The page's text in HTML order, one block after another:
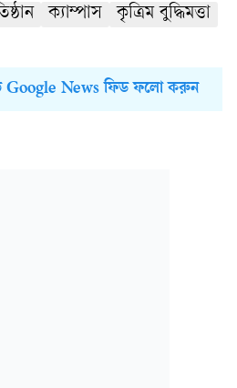
ক্যাম্পাস
কৃত্রিম বুদ্ধিমত্তা
Google News ফিড ফলো করুন